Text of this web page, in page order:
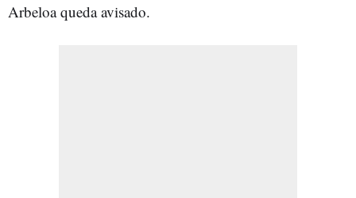
Arbeloa queda avisado.